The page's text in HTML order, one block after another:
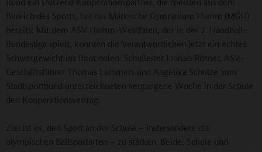
Bereich des Sports, hat das Märkische Gymnasium Hamm (MGH)
bereits: Mit dem ASV Hamm-Westfalen, der in der 2. Handball-
Bundesliga spielt, konnten die Verantwortlichen jetzt ein echtes
Schwergewicht ins Boot holen. Schulleiter Florian Rösner, ASV-
Geschäftsführer Thomas Lammers und Angelika Schulze vom
Stadtsportbund unterzeichneten vergangene Woche in der Schule
den Kooperationsvertrag.
Ziel ist es, den Sport an der Schule – insbesondere die
olympischen Ballsportarten – zu stärken. Beide, Schule und